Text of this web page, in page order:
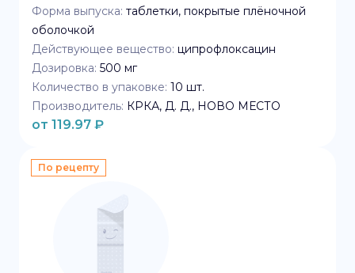
Форма выпуска: таблетки, покрытые плёночной
оболочкой
Действующее вещество: ципрофлоксацин
Дозировка: 500 мг
Количество в упаковке: 10 шт.
Производитель: КРКА, Д. Д., НОВО МЕСТО
от 119.97 ₽
По рецепту